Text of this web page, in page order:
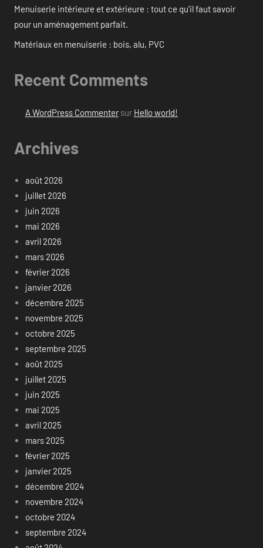
Menuiserie intérieure et extérieure : tout ce qu’il faut savoir
pour un aménagement parfait.
Matériaux en menuiserie : bois, alu, PVC
Recent Comments
A WordPress Commentersur Hello world!
Archives
août 2026
juillet 2026
juin 2026
mai 2026
avril 2026
mars 2026
février 2026
janvier 2026
décembre 2025
novembre 2025
octobre 2025
septembre 2025
août 2025
juillet 2025
juin 2025
mai 2025
avril 2025
mars 2025
février 2025
janvier 2025
décembre 2024
novembre 2024
octobre 2024
septembre 2024